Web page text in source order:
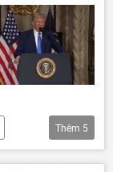
Thêm 5